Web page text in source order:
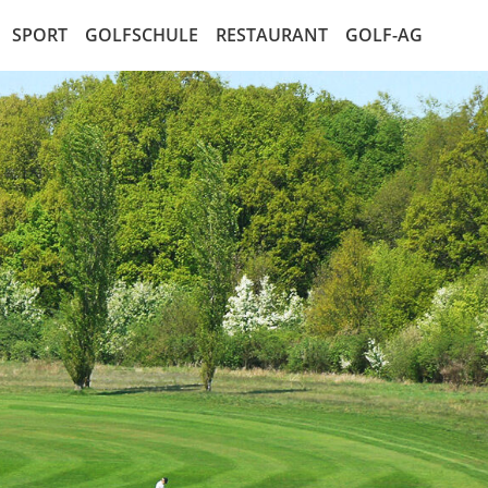
SPORT
Mannschaften
Jugend
LadiesGolf
SeMiGo
Gents
GOLFSCHULE
Golf entdecken
Kurse
Golf Schnupperkurs
RESTAURANT GOLF-AG
Die AG
Der Aktionär
Marktplatz für Aktien
Satzung der AG
AG Recht